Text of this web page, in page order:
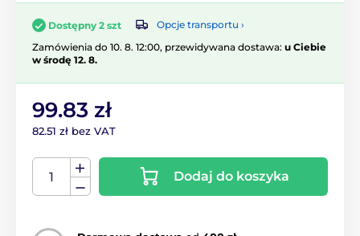
Dostępny 2 szt
Opcje transportu ›
Zamówienia do 10. 8. 12:00, przewidywana dostawa: u Ciebie
w środę 12. 8.
99.83 zł
82.51 zł bez VAT
Dodaj do koszyka